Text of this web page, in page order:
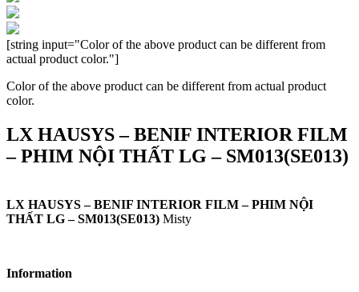
[string input="Color of the above product can be different from
actual product color."]
Color of the above product can be different from actual product
color.
LX HAUSYS – BENIF INTERIOR FILM
– PHIM NỘI THẤT LG – SM013(SE013)
LX HAUSYS – BENIF INTERIOR FILM – PHIM NỘI
THẤT LG – SM013(SE013) Misty
Information